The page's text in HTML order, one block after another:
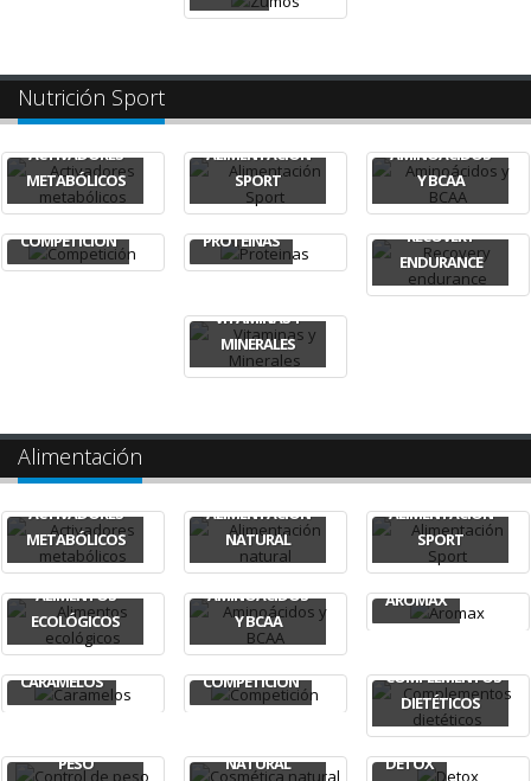
Nutrición Sport
ACTIVADORES
METABÓLICOS
ALIMENTACIÓN
SPORT
AMINOÁCIDOS
Y BCAA
COMPETICIÓN PROTEINAS
RECOVERY
ENDURANCE
VITAMINAS Y
MINERALES
Alimentación
ACTIVADORES
METABÓLICOS
ALIMENTACIÓN
NATURAL
ALIMENTACIÓN
SPORT
ALIMENTOS
ECOLÓGICOS
AMINOÁCIDOS
Y BCAA
AROMAX
CARAMELOS COMPETICIÓN
COMPLEMENTOS
DIETÉTICOS
PESO
NATURAL
DETOX